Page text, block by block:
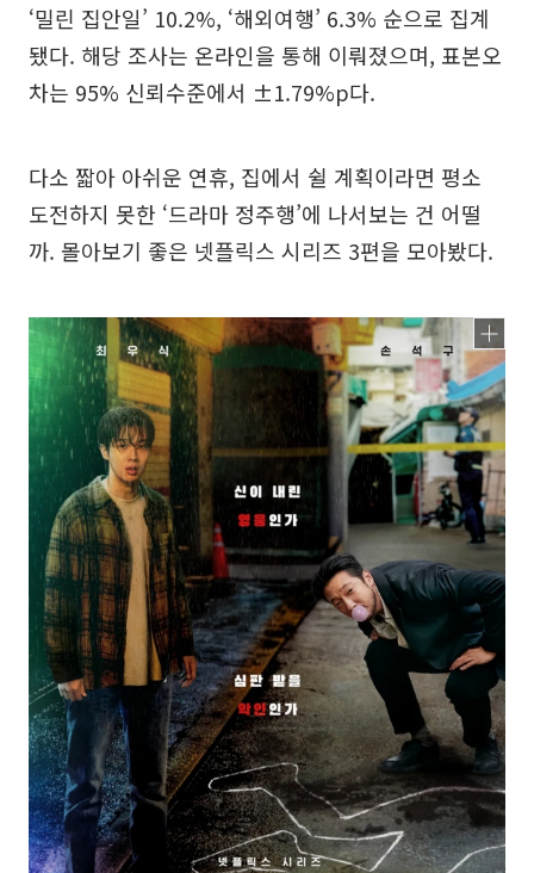
‘밀린 집안일’ 10.2%, ‘해외여행’ 6.3% 순으로 집계
됐다. 해당 조사는 온라인을 통해 이뤄졌으며, 표본오
차는 95% 신뢰수준에서 ±1.79%p다.
다소 짧아 아쉬운 연휴, 집에서 쉴 계획이라면 평소
도전하지 못한 ‘드라마 정주행’에 나서보는 건 어떨
까. 몰아보기 좋은 넷플릭스 시리즈 3편을 모아봤다.